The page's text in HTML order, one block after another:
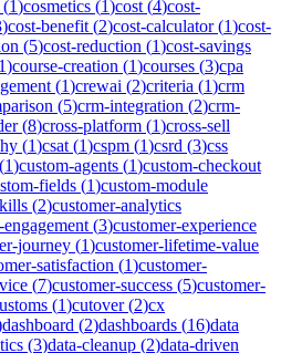
(1)cosmetics (1)cost (4)cost-
)cost-benefit (2)cost-calculator(1)cost-
(5)cost-reduction (1)cost-savings
1)course-creation (1)courses (3)cpa
(1)crewai (2)criteria (1)crm
(5)crm-integration (2)crm-
(8)cross-platform (1)cross-sell
(1)csat (1)cspm (1)csrd (3)css
(1)custom-agents (1)custom-checkout
fields (1)custom-module
(2)customer-analytics
(3)customer-experience
journey (1)customer-lifetime-value
satisfaction (1)customer-
(7)customer-success (5)customer-
(1)cutover(2)cx
dashboard (2)dashboards (16)data
(3)data-cleanup (2)data-driven